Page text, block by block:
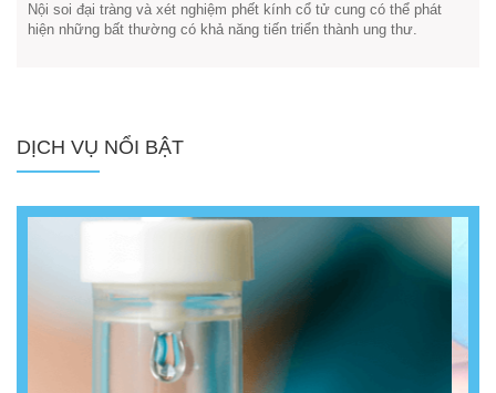
Nội soi đại tràng và xét nghiệm phết kính cổ tử cung có thể phát
hiện những bất thường có khả năng tiến triển thành ung thư.
DỊCH VỤ NỔI BẬT